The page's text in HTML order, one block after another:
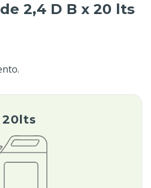
2,4 D B x 20 lts
20lts